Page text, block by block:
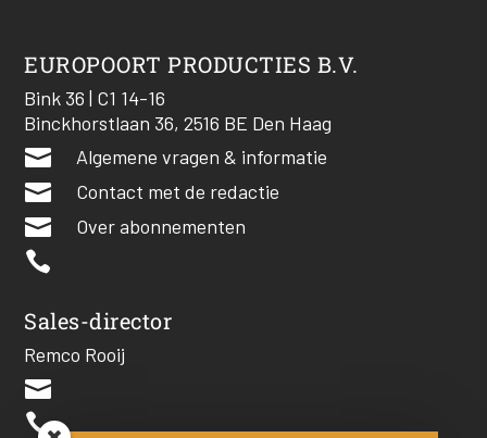
EUROPOORT PRODUCTIES B.V.
Bink 36 | C1 14-16
Binckhorstlaan 36, 2516 BE Den Haag
 Algemene vragen & informatie
 Contact met de redactie
 Over abonnementen

Sales-director
Remco Rooij

